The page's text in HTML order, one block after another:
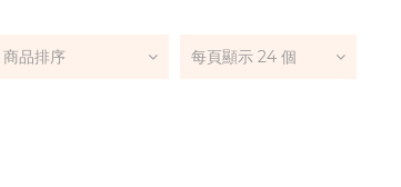
商品排序 每頁顯示 24 個